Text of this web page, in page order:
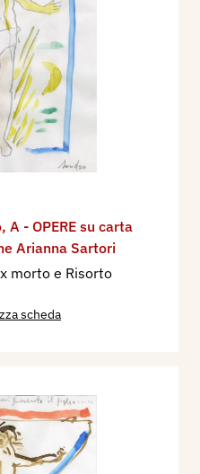
, A - OPERE su carta
Arianna Sartori
morto e Risorto
scheda